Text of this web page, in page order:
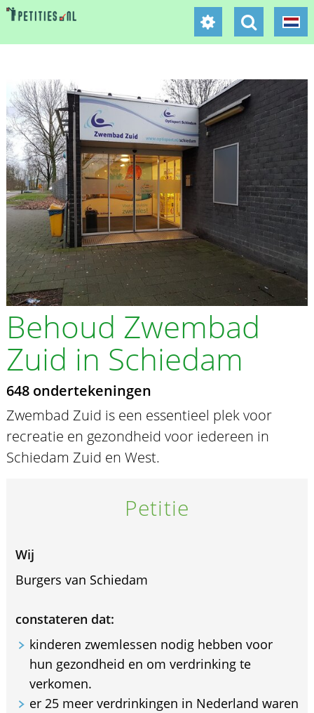
Behoud Zwembad
Zuid in Schiedam
648 ondertekeningen
Zwembad Zuid is een essentieel plek voor
recreatie en gezondheid voor iedereen in
Schiedam Zuid en West.
Petitie
Wij
Burgers van Schiedam
constateren dat:
kinderen zwemlessen nodig hebben voor
hun gezondheid en om verdrinking te
verkomen.
er 25 meer verdrinkingen in Nederland waren